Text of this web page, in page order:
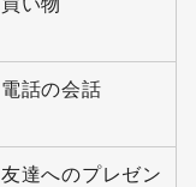
電話の会話
友達へのプレゼン